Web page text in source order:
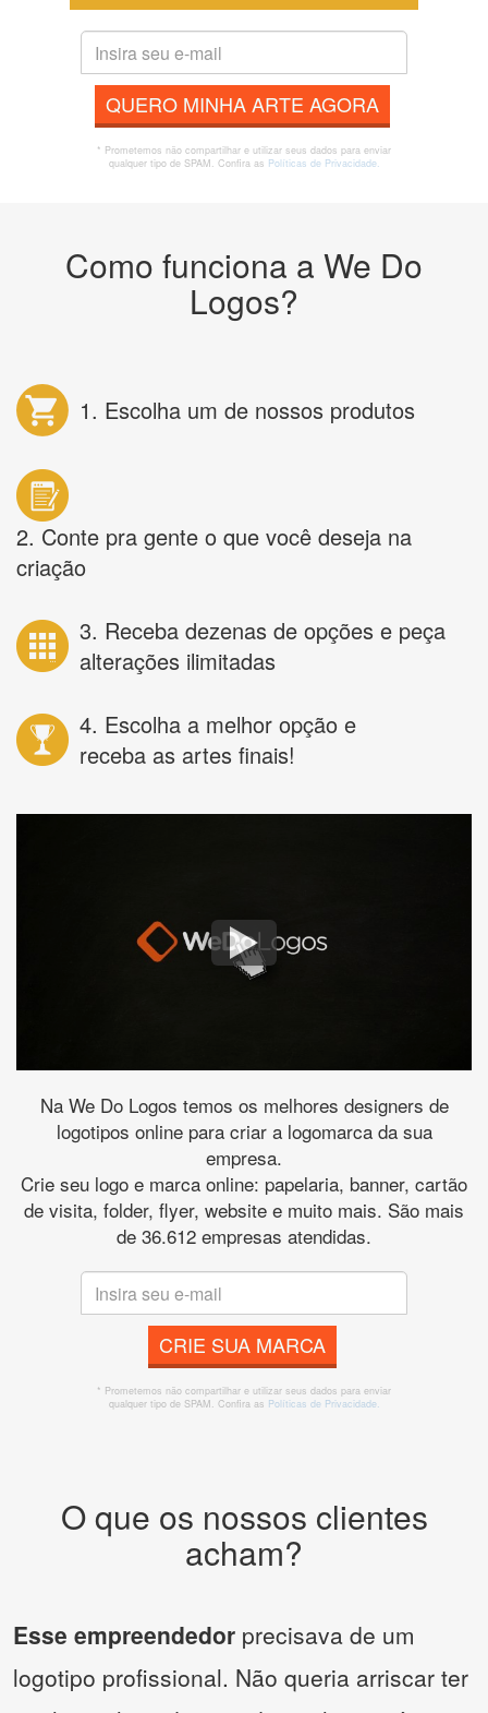
QUERO MINHA ARTE AGORA
* Prometemos não compartilhar e utilizar seus dados para enviar
qualquer tipo de SPAM. Confira as Políticas de Privacidade.
Como funciona a We Do
Logos?
1. Escolha um de nossos produtos
2. Conte pra gente o que você deseja na
criação
3. Receba dezenas de opções e peça
alterações ilimitadas
4. Escolha a melhor opção e
receba as artes finais!
Na We Do Logos temos os melhores designers de
logotipos online para criar a logomarca da sua
empresa.
Crie seu logo e marca online: papelaria, banner, cartão
de visita, folder, flyer, website e muito mais. São mais
de 36.612 empresas atendidas.
CRIE SUA MARCA
* Prometemos não compartilhar e utilizar seus dados para enviar
qualquer tipo de SPAM. Confira as Políticas de Privacidade.
O que os nossos clientes
acham?
Esse empreendedor precisava de um
logotipo profissional. Não queria arriscar ter